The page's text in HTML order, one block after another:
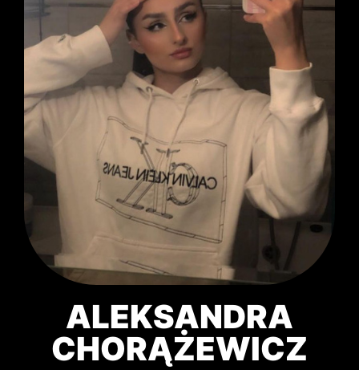
ALEKSANDRA
CHORĄŻEWICZ